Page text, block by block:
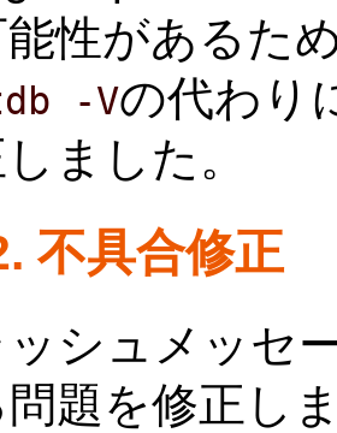
能性があるた
-Vの代わり
ました。
不具合修正
ッシュメッセ
題を修正し